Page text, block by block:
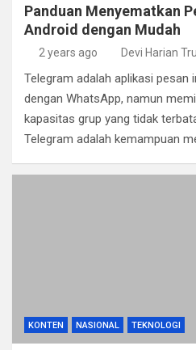
Panduan Menyematkan
Android dengan Mudah
2 years ago Devi Harian
Telegram adalah aplikasi pesan
dengan WhatsApp, namun
kapasitas grup yang tidak
Telegram adalah kemampuan
KONTEN NASIONAL TEKNOLOGI